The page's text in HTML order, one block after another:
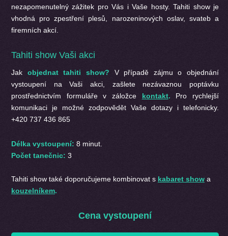
nezapomenutelný zážitek pro Vás i Vaše hosty. Tahiti show je
vhodná pro zpestření plesů, narozeninových oslav, svateb a
firemních akcí.
Tahiti show Vaši akci
Jak objednat tahiti show? V případě zájmu o objednání
vystoupení na Vaši akci, zašlete nezávaznou poptávku
prostřednictvím formuláře v záložce kontakt. Pro rychlejší
komunikaci je možné zodpovědět Vaše dotazy i telefonicky.
+420 737 436 865
Délka vystoupení: 8 minut.
Počet tanečnic: 3
Tahiti show také doporučujeme kombinovat s kabaret show a
kouzelníkem.
Cena vystoupení